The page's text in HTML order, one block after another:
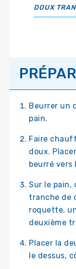
DOUX
Beurrer un
pain.
Faire
doux.
beurré vers
Sur le pain,
tranche de
roquette,
deuxième
Placer la
le dessus,